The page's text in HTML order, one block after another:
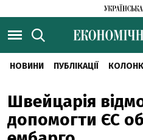
НОВИНИ ПУБЛІКАЦІЇ
Швейцарія
допомогти ЄС